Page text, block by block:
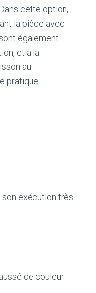
cette option,
la pièce avec
également
et à la
au
pratique.
son exécution très
de couleur